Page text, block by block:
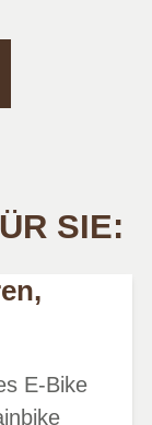
SIE:
E-Bike